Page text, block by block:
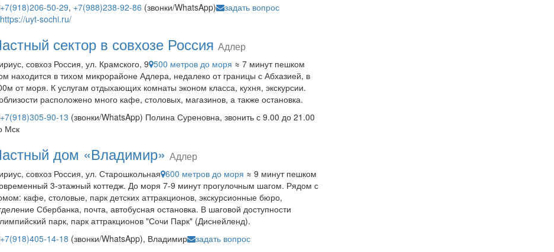
+7(918)206-50-29, +7(988)238-92-86 (звонки/WhatsApp)
задать вопрос
https://uyt-sochi.ru/
сектор в совхозе Россия Адлер
совхоз Россия, ул. Крамского, 9 500 метров до моря ≈ 7 минут пешком
находится в тихом микрорайоне Адлера, недалеко от границы с Абхазией, в
от моря. К услугам отдыхающих комнаты эконом класса, кухня, экскурсии.
расположено много кафе, столовых, магазинов, а также остановка.
+7(918)305-90-13 (звонки/WhatsApp) Полина Суреновна, звонить с 9.00 до 21.00
Мск
дом «Владимир» Адлер
совхоз Россия, ул. Старошкольная 600 метров до моря ≈ 9 минут пешком
3-этажный коттедж. До моря 7-9 минут прогулочным шагом. Рядом с
кафе, столовые, парк детских аттракционов, экскурсионные бюро,
Сбербанка, почта, автобусная остановка. В шаговой доступности
парк, парк аттракционов "Сочи Парк" (Диснейленд).
+7(918)405-14-18 (звонки/WhatsApp), Владимир задать вопрос